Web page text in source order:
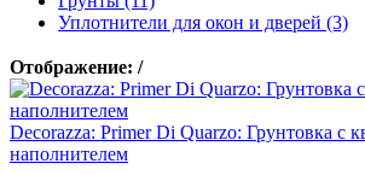
Уплотнители для окон и дверей (3)
Отображение: /
Decorazza: Primer Di Quarzo: Грунтовка с
наполнителем